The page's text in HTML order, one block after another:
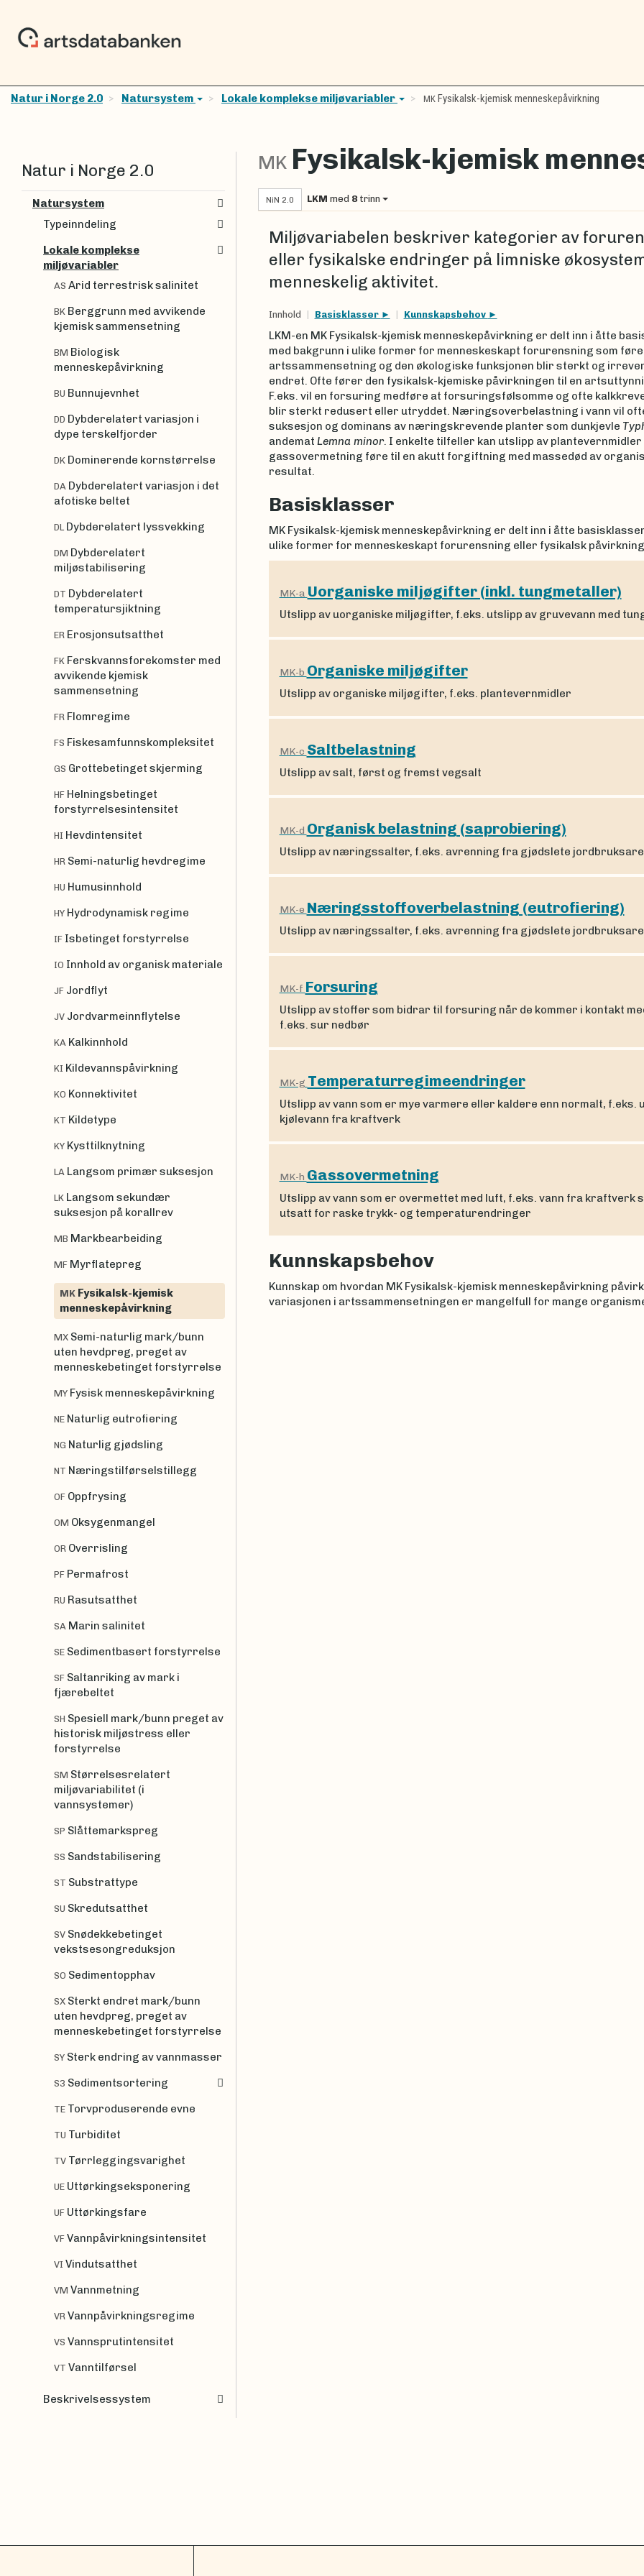
Natur i Norge 2.0 Natursystem Lokale komplekse miljøvariabler MK Fysikalsk-kjemisk menneskepåvirkning
MK Fysikalsk-kjemisk
NiN 2.0 LKM med 8 trinn
Miljøvariabelen beskriver kategorier av
eller fysikalske endringer på limniske
menneskelig aktivitet.
Innhold Basisklasser Kunnskapsbehov
LKM-en MK Fysikalsk-kjemisk menneskepåvirkning er delt inn i åtte
med bakgrunn i ulike former for menneskeskapt forurensning som
artssammensetning og den økologiske funksjonen blir sterkt og
endret. Ofte fører den fysikalsk-kjemiske påvirkningen til en
F.eks. vil en forsuring medføre at forsuringsfølsomme og ofte
blir sterkt redusert eller utryddet. Næringsoverbelastning i vann vil
suksesjon og dominans av næringskrevende planter som dunkjevle
andemat Lemna minor. I enkelte tilfeller kan utslipp av
gassovermetning føre til en akutt forgiftning med massedød av
resultat.
Basisklasser
MK Fysikalsk-kjemisk menneskepåvirkning er delt inn i åtte
ulike former for menneskeskapt forurensning eller fysikalsk påvirkning.
MK-a Uorganiske miljøgifter (inkl. tungmetaller)
Utslipp av uorganiske miljøgifter, f.eks. utslipp av gruvevann med
MK-b Organiske miljøgifter
Utslipp av organiske miljøgifter, f.eks. plantevernmidler
MK-c Saltbelastning
Utslipp av salt, først og fremst vegsalt
MK-d Organisk belastning (saprobiering)
Utslipp av næringssalter, f.eks. avrenning fra gjødslete
MK-e Næringsstoffoverbelastning (eutrofiering)
Utslipp av næringssalter, f.eks. avrenning fra gjødslete
MK-f Forsuring
Utslipp av stoffer som bidrar til forsuring når de kommer i kontakt
f.eks. sur nedbør
MK-g Temperaturregimeendringer
Utslipp av vann som er mye varmere eller kaldere enn normalt, f.eks.
kjølevann fra kraftverk
MK-h Gassovermetning
Utslipp av vann som er overmettet med luft, f.eks. vann fra kraftverk
utsatt for raske trykk- og temperaturendringer
Kunnskapsbehov
Kunnskap om hvordan MK Fysikalsk-kjemisk menneskepåvirkning
variasjonen i artssammensetningen er mangelfull for mange
Natur i Norge 2.0
Natursystem
Typeinndeling
Lokale komplekse
miljøvariabler
AS Arid terrestrisk salinitet
BK Berggrunn med avvikende
kjemisk sammensetning
BM Biologisk
menneskepåvirkning
BU Bunnujevnhet
DD Dybderelatert variasjon i
dype terskelfjorder
DK Dominerende kornstørrelse
DA Dybderelatert variasjon i det
afotiske beltet
DL Dybderelatert lyssvekking
DM Dybderelatert
miljøstabilisering
DT Dybderelatert
temperatursjiktning
ER Erosjonsutsatthet
FK Ferskvannsforekomster med
avvikende kjemisk
sammensetning
FR Flomregime
FS Fiskesamfunnskompleksitet
GS Grottebetinget skjerming
HF Helningsbetinget
forstyrrelsesintensitet
HI Hevdintensitet
HR Semi-naturlig hevdregime
HU Humusinnhold
HY Hydrodynamisk regime
IF Isbetinget forstyrrelse
IO Innhold av organisk materiale
JF Jordflyt
JV Jordvarmeinnflytelse
KA Kalkinnhold
KI Kildevannspåvirkning
KO Konnektivitet
KT Kildetype
KY Kysttilknytning
LA Langsom primær suksesjon
LK Langsom sekundær
suksesjon på korallrev
MB Markbearbeiding
MF Myrflatepreg
MK Fysikalsk-kjemisk
menneskepåvirkning
MX Semi-naturlig mark/bunn
uten hevdpreg, preget av
menneskebetinget forstyrrelse
MY Fysisk menneskepåvirkning
NE Naturlig eutrofiering
NG Naturlig gjødsling
NT Næringstilførselstillegg
OF Oppfrysing
OM Oksygenmangel
OR Overrisling
PF Permafrost
RU Rasutsatthet
SA Marin salinitet
SE Sedimentbasert forstyrrelse
SF Saltanriking av mark i
fjærebeltet
SH Spesiell mark/bunn preget av
historisk miljøstress eller
forstyrrelse
SM Størrelsesrelatert
miljøvariabilitet (i
vannsystemer)
SP Slåttemarkspreg
SS Sandstabilisering
ST Substrattype
SU Skredutsatthet
SV Snødekkebetinget
vekstsesongreduksjon
SO Sedimentopphav
SX Sterkt endret mark/bunn
uten hevdpreg, preget av
menneskebetinget forstyrrelse
SY Sterk endring av vannmasser
S3 Sedimentsortering
TE Torvproduserende evne
TU Turbiditet
TV Tørrleggingsvarighet
UE Uttørkingseksponering
UF Uttørkingsfare
VF Vannpåvirkningsintensitet
VI Vindutsatthet
VM Vannmetning
VR Vannpåvirkningsregime
VS Vannsprutintensitet
VT Vanntilførsel
Beskrivelsessystem